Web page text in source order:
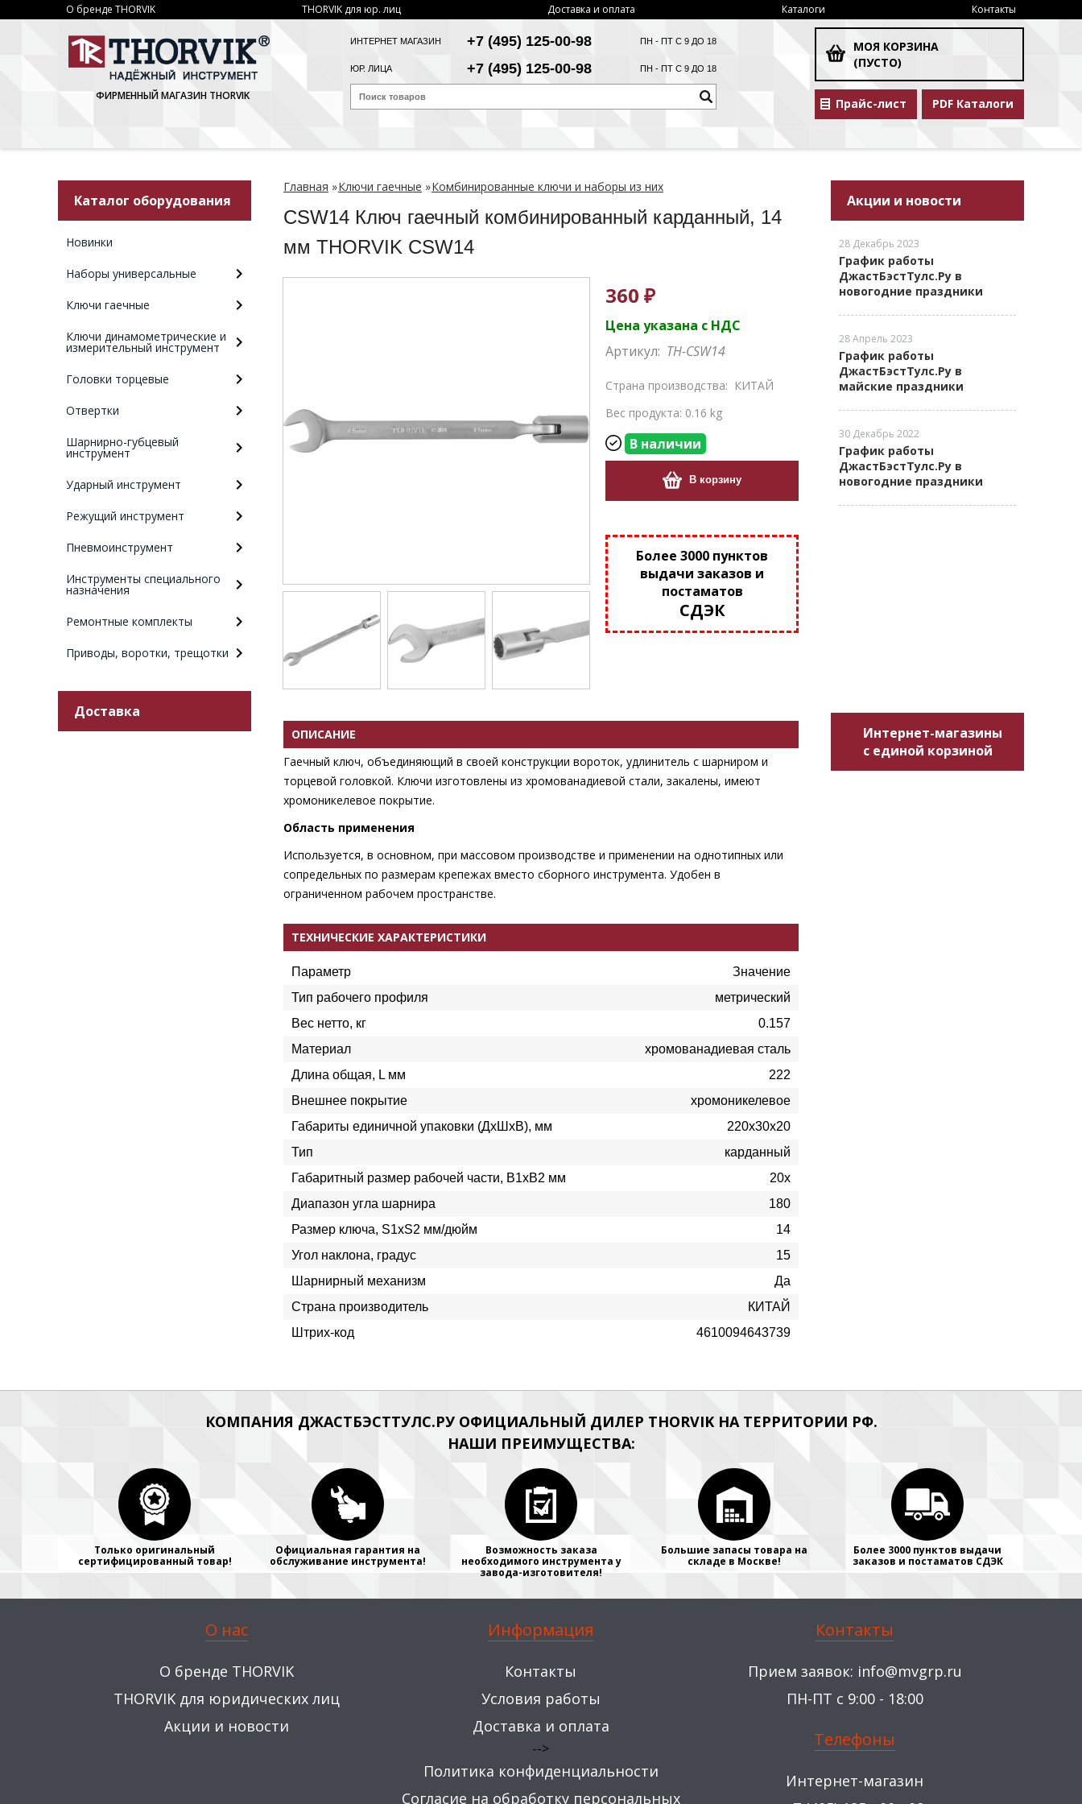
О бренде THORVIK THORVIK для юр. лиц Доставка и оплата Каталоги Контакты
ФИРМЕННЫЙ МАГАЗИН THORVIK
ИНТЕРНЕТ МАГАЗИН +7 (495) 125-00-98 ПН - ПТ С 9 ДО 18
ЮР. ЛИЦА +7 (495) 125-00-98 ПН - ПТ С 9 ДО 18
МОЯ КОРЗИНА
(ПУСТО)
Прайс-лист PDF Каталоги
Каталог оборудования
Новинки
Наборы универсальные
Ключи гаечные
Ключи динамометрические и
измерительный инструмент
Головки торцевые
Отвертки
Шарнирно-губцевый
инструмент
Ударный инструмент
Режущий инструмент
Пневмоинструмент
Инструменты специального
назначения
Ремонтные комплекты
Приводы, воротки, трещотки
Доставка
Главная »Ключи гаечные »Комбинированные ключи и наборы из них
CSW14 Ключ гаечный комбинированный карданный, 14
мм THORVIK CSW14
360 ₽
Цена указана с НДС
Артикул: TH-CSW14
Страна производства: КИТАЙ
Вес продукта: 0.16 kg
В наличии
В корзину
Более 3000 пунктов
выдачи заказов и
постаматов
СДЭК
ОПИСАНИЕ
Гаечный ключ, объединяющий в своей конструкции вороток, удлинитель с шарниром и
торцевой головкой. Ключи изготовлены из хромованадиевой стали, закалены, имеют
хромоникелевое покрытие.
Область применения
Используется, в основном, при массовом производстве и применении на однотипных или
сопредельных по размерам крепежах вместо сборного инструмента. Удобен в
ограниченном рабочем пространстве.
ТЕХНИЧЕСКИЕ ХАРАКТЕРИСТИКИ
Параметр
Значение
Тип рабочего профиля
метрический
Вес нетто, кг
0.157
Материал
хромованадиевая сталь
Длина общая, L мм
222
Внешнее покрытие
хромоникелевое
Габариты единичной упаковки (ДхШхВ), мм
220х30х20
Тип
карданный
Габаритный размер рабочей части, В1хВ2 мм
20х
Диапазон угла шарнира
180
Размер ключа, S1xS2 мм/дюйм
14
Угол наклона, градус
15
Шарнирный механизм
Да
Страна производитель
КИТАЙ
Штрих-код
4610094643739
Акции и новости
28 Декабрь 2023
График работы
ДжастБэстТулс.Ру в
новогодние праздники
28 Апрель 2023
График работы
ДжастБэстТулс.Ру в
майские праздники
30 Декабрь 2022
График работы
ДжастБэстТулс.Ру в
новогодние праздники
Интернет-магазины
с единой корзиной
КОМПАНИЯ ДЖАСТБЭСТТУЛС.РУ ОФИЦИАЛЬНЫЙ ДИЛЕР THORVIK НА ТЕРРИТОРИИ РФ.
НАШИ ПРЕИМУЩЕСТВА:
Только оригинальный
сертифицированный товар!
Официальная гарантия на
обслуживание инструмента!
Возможность заказа
необходимого инструмента у
завода-изготовителя!
Большие запасы товара на
складе в Москве!
Более 3000 пунктов выдачи
заказов и постаматов СДЭК
О нас
О бренде THORVIK
THORVIK для юридических лиц
Акции и новости
Информация
Контакты
Условия работы
Доставка и оплата
-->
Политика конфиденциальности
Согласие на обработку персональных
Контакты
Прием заявок: info@mvgrp.ru
ПН-ПТ с 9:00 - 18:00
Телефоны
Интернет-магазин